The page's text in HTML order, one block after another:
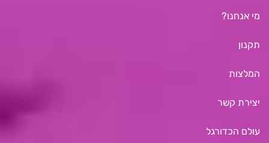
מי אנחנו?
תקנון
המלצות
יצירת קשר
עולם הכדורגל